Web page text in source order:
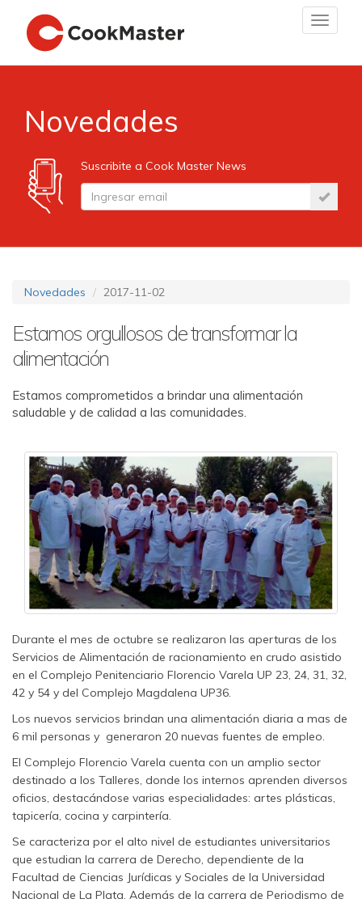
Toggle
Novedades
Suscribite a Cook Master News
Novedades 2017-11-02
Estamos orgullosos de transformar la
alimentación
Estamos comprometidos a brindar una alimentación
saludable y de calidad a las comunidades.
Durante el mes de octubre se realizaron las aperturas de los
Servicios de Alimentación de racionamiento en crudo asistido
en el Complejo Penitenciario Florencio Varela UP 23, 24, 31, 32,
42 y 54 y del Complejo Magdalena UP36.
Los nuevos servicios brindan una alimentación diaria a mas de
6 mil personas y generaron 20 nuevas fuentes de empleo.
El Complejo Florencio Varela cuenta con un amplio sector
destinado a los Talleres, donde los internos aprenden diversos
oficios, destacándose varias especialidades: artes plásticas,
tapicería, cocina y carpintería.
Se caracteriza por el alto nivel de estudiantes universitarios
que estudian la carrera de Derecho, dependiente de la
Facultad de Ciencias Jurídicas y Sociales de la Universidad
Nacional de La Plata. Además de la carrera de Periodismo de